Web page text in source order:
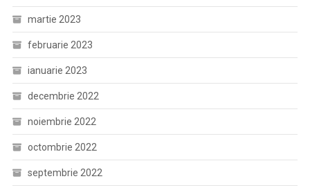
martie 2023
februarie 2023
ianuarie 2023
decembrie 2022
noiembrie 2022
octombrie 2022
septembrie 2022